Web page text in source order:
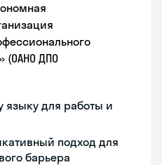
(ОАНО ДПО
языку для работы и
подход для
барьера